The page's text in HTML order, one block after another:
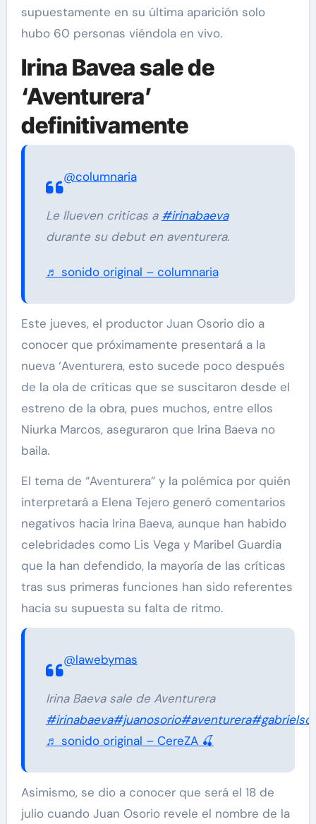
supuestamente en su última aparición solo
hubo 60 personas viéndola en vivo.
Irina Bavea sale de
‘Aventurera’
definitivamente
@columnaria
Le llueven criticas a #irinabaeva
durante su debut en aventurera.
♬ sonido original – columnaria
Este jueves, el productor Juan Osorio dio a
conocer que próximamente presentará a la
nueva ‘Aventurera, esto sucede poco después
de la ola de críticas que se suscitaron desde el
estreno de la obra, pues muchos, entre ellos
Niurka Marcos, aseguraron que Irina Baeva no
baila.
El tema de “Aventurera” y la polémica por quién
interpretará a Elena Tejero generó comentarios
negativos hacia Irina Baeva, aunque han habido
celebridades como Lis Vega y Maribel Guardia
que la han defendido, la mayoría de las críticas
tras sus primeras funciones han sido referentes
hacia su supuesta su falta de ritmo.
@lawebymas
Irina Baeva sale de Aventurera
#irinabaeva#juanosorio#aventurera
♬ sonido original – CereZA 🍒
Asimismo, se dio a conocer que será el 18 de
julio cuando Juan Osorio revele el nombre de la